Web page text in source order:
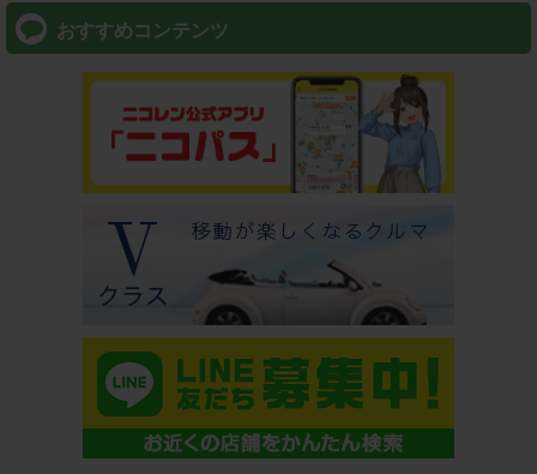
おすすめコンテンツ